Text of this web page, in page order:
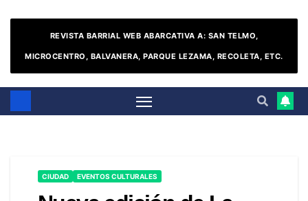
REVISTA BARRIAL WEB ABARCATIVA A: SAN TELMO,
MICROCENTRO, BALVANERA, PARQUE LEZAMA, RECOLETA, ETC.
CIUDAD EVENTOS CULTURALES